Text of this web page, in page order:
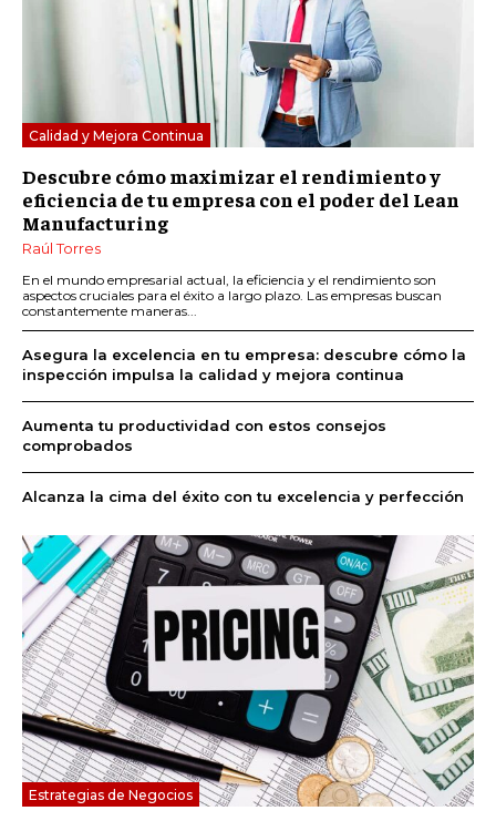
Calidad y Mejora Continua
Descubre cómo maximizar el rendimiento y
eficiencia de tu empresa con el poder del Lean
Manufacturing
Raúl Torres
En el mundo empresarial actual, la eficiencia y el rendimiento son
aspectos cruciales para el éxito a largo plazo. Las empresas buscan
constantemente maneras...
Asegura la excelencia en tu empresa: descubre cómo la
inspección impulsa la calidad y mejora continua
Aumenta tu productividad con estos consejos
comprobados
Alcanza la cima del éxito con tu excelencia y perfección
Estrategias de Negocios